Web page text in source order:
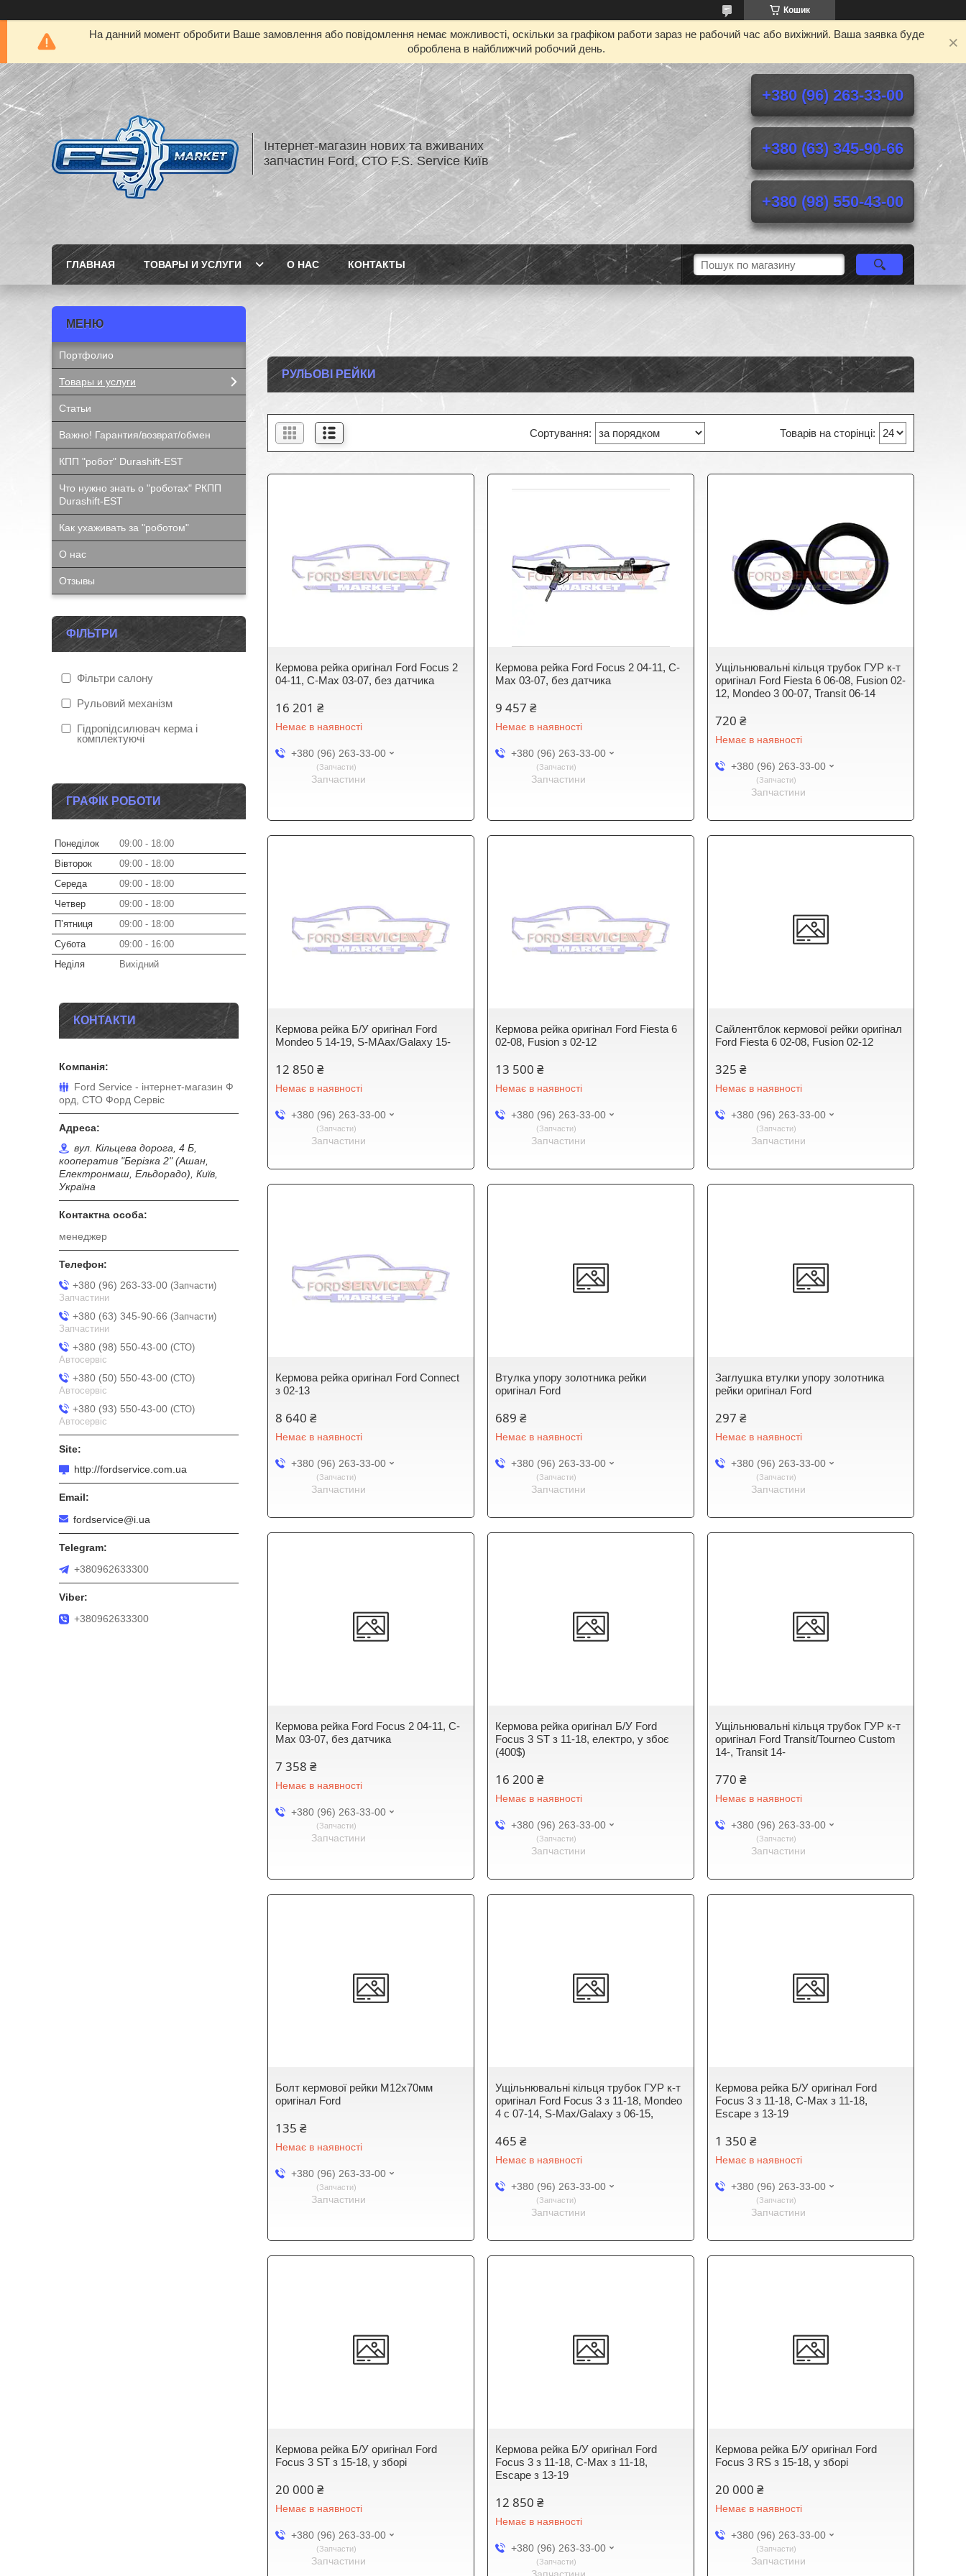
Кошик
На данний момент обробити Ваше замовлення або повідомлення немає можливості, оскільки за графіком работи зараз не рабочий час або вихіжний. Ваша заявка буде
оброблена в найближчий робочий день.
Інтернет-магазин нових та вживаних
запчастин Ford, СТО F.S. Service Київ
+380 (96) 263-33-00
+380 (63) 345-90-66
+380 (98) 550-43-00
ГЛАВНАЯ ТОВАРЫ И УСЛУГИ О НАС КОНТАКТЫ
РУЛЬОВІ РЕЙКИ
Кермова рейка оригінал Ford Focus 2
04-11, C-Max 03-07, без датчика
16 201 ₴
Немає в наявності
+380 (96) 263-33-00
Запчасти
Запчастини
Кермова рейка Ford Focus 2 04-11, C-
Max 03-07, без датчика
9 457 ₴
Немає в наявності
+380 (96) 263-33-00
Запчасти
Запчастини
Ущільнювальні кільця трубок ГУР к-т
оригінал Ford Fiesta 6 06-08, Fusion 02-
12, Mondeo 3 00-07, Transit 06-14
720 ₴
Немає в наявності
+380 (96) 263-33-00
Запчасти
Запчастини
Кермова рейка Б/У оригінал Ford
Mondeo 5 14-19, S-MAax/Galaxy 15-
12 850 ₴
Немає в наявності
+380 (96) 263-33-00
Запчасти
Запчастини
Кермова рейка оригінал Ford Fiesta 6
02-08, Fusion з 02-12
13 500 ₴
Немає в наявності
+380 (96) 263-33-00
Запчасти
Запчастини
Сайлентблок кермової рейки оригінал
Ford Fiesta 6 02-08, Fusion 02-12
325 ₴
Немає в наявності
+380 (96) 263-33-00
Запчасти
Запчастини
Кермова рейка оригінал Ford Connect
з 02-13
8 640 ₴
Немає в наявності
+380 (96) 263-33-00
Запчасти
Запчастини
Втулка упору золотника рейки
оригінал Ford
689 ₴
Немає в наявності
+380 (96) 263-33-00
Запчасти
Запчастини
Заглушка втулки упору золотника
рейки оригінал Ford
297 ₴
Немає в наявності
+380 (96) 263-33-00
Запчасти
Запчастини
Кермова рейка Ford Focus 2 04-11, C-
Max 03-07, без датчика
7 358 ₴
Немає в наявності
+380 (96) 263-33-00
Запчасти
Запчастини
Кермова рейка оригінал Б/У Ford
Focus 3 ST з 11-18, електро, у збоє
(400$)
16 200 ₴
Немає в наявності
+380 (96) 263-33-00
Запчасти
Запчастини
Ущільнювальні кільця трубок ГУР к-т
оригінал Ford Transit/Tourneo Custom
14-, Transit 14-
770 ₴
Немає в наявності
+380 (96) 263-33-00
Запчасти
Запчастини
Болт кермової рейки М12x70мм
оригінал Ford
135 ₴
Немає в наявності
+380 (96) 263-33-00
Запчасти
Запчастини
Ущільнювальні кільця трубок ГУР к-т
оригінал Ford Focus 3 з 11-18, Mondeo
4 с 07-14, S-Max/Galaxy з 06-15,
465 ₴
Немає в наявності
+380 (96) 263-33-00
Запчасти
Запчастини
Кермова рейка Б/У оригінал Ford
Focus 3 з 11-18, C-Max з 11-18,
Escape з 13-19
1 350 ₴
Немає в наявності
+380 (96) 263-33-00
Запчасти
Запчастини
Кермова рейка Б/У оригінал Ford
Focus 3 ST з 15-18, у зборі
20 000 ₴
Немає в наявності
+380 (96) 263-33-00
Запчасти
Запчастини
Кермова рейка Б/У оригінал Ford
Focus 3 з 11-18, C-Max з 11-18,
Escape з 13-19
12 850 ₴
Немає в наявності
+380 (96) 263-33-00
Запчасти
Кермова рейка Б/У оригінал Ford
Focus 3 RS з 15-18, у зборі
20 000 ₴
Немає в наявності
+380 (96) 263-33-00
Запчасти
Запчастини
Портфолио
Товары и услуги
Статьи
Важно! Гарантия/возврат/обмен
КПП "робот" Durashift-EST
Что нужно знать о "роботах" РКПП
Durashift-EST
Как ухаживать за "роботом"
О нас
Отзывы
ФІЛЬТРИ
Фільтри салону
Рульовий механізм
Гідропідсилювач керма і
комплектуючі
ГРАФІК РОБОТИ
Понеділок 09:00
18:00
Вівторок
09:00
18:00
Середа
09:00
18:00
Четвер
09:00
18:00
Пʼятниця
09:00
18:00
Субота
09:00
16:00
Неділя
Вихідний
КОНТАКТИ
Ford Service - інтернет-магазин Ф
орд, СТО Форд Сервіс
вул. Кільцева дорога, 4 Б,
кооператив "Берізка 2" (Ашан,
Електронмаш, Ельдорадо), Київ,
Україна
менеджер
+380 (96) 263-33-00 Запчасти
Запчастини
+380 (63) 345-90-66 Запчасти
Запчастини
+380 (98) 550-43-00 СТО
Автосервіс
+380 (50) 550-43-00 СТО
Автосервіс
+380 (93) 550-43-00 СТО
Автосервіс
http://fordservice.com.ua
fordservice@i.ua
+380962633300
+380962633300